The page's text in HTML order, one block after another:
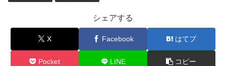
シェアする
X Facebook はてブ
Pocket LINE コピー